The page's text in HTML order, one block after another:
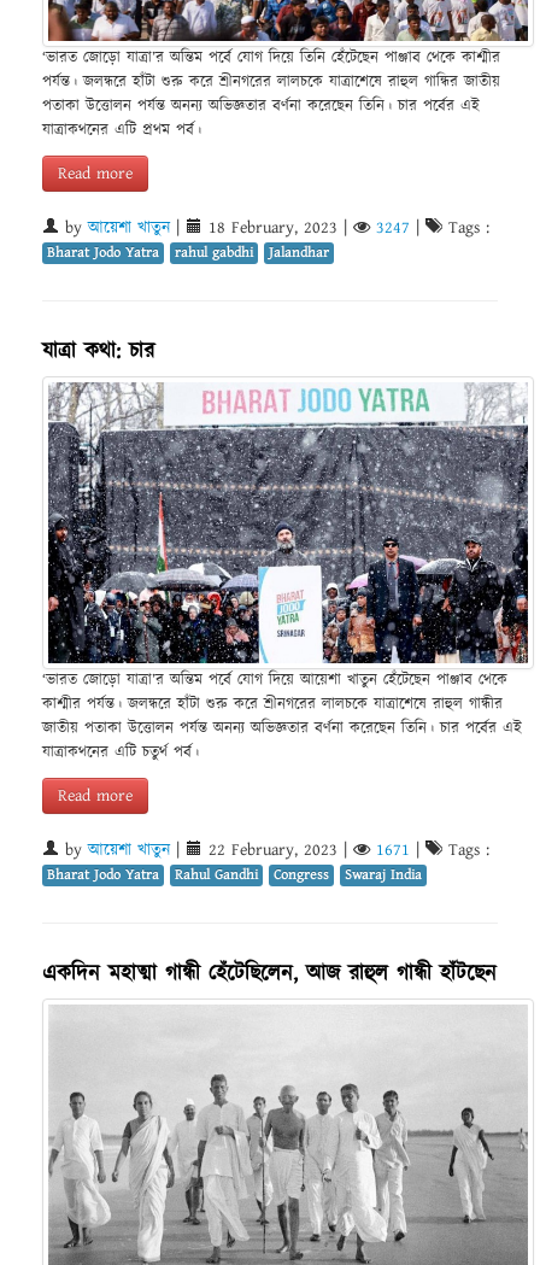
‘ভারত জোড়ো যাত্রা’র অন্তিম পর্বে যোগ দিয়ে তিনি হেঁটেছেন পাঞ্জাব থেকে কাশ্মীর
পর্যন্ত। জলন্ধরে হাঁটা শুরু করে শ্রীনগরের লালচকে যাত্রাশেষে রাহুল গান্ধির জাতীয়
পতাকা উত্তোলন পর্যন্ত অনন্য অভিজ্ঞতার বর্ণনা করেছেন তিনি। চার পর্বের এই
যাত্রাকথনের এটি প্রথম পর্ব।
Read more
byআয়েশা খাতুন| 18 February, 2023 | 3247 | Tags :
Bharat Jodo Yatra rahul gabdhi Jalandhar
যাত্রা কথা: চার
‘ভারত জোড়ো যাত্রা’র অন্তিম পর্বে যোগ দিয়ে আয়েশা খাতুন হেঁটেছেন পাঞ্জাব থেকে
কাশ্মীর পর্যন্ত। জলন্ধরে হাঁটা শুরু করে শ্রীনগরের লালচকে যাত্রাশেষে রাহুল গান্ধীর
জাতীয় পতাকা উত্তোলন পর্যন্ত অনন্য অভিজ্ঞতার বর্ণনা করেছেন তিনি। চার পর্বের এই
যাত্রাকথনের এটি চতুর্থ পর্ব।
Read more
byআয়েশা খাতুন| 22 February, 2023 | 1671 | Tags :
Bharat Jodo Yatra Rahul Gandhi Congress Swaraj India
একদিন মহাত্মা গান্ধী হেঁটেছিলেন, আজ রাহুল গান্ধী হাঁটছেন